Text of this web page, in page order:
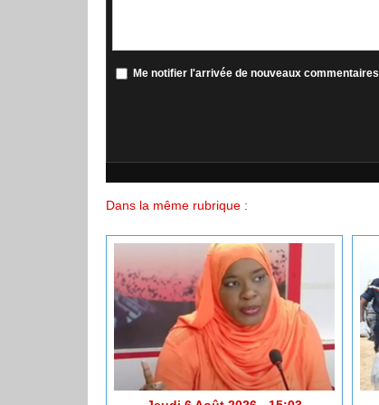
Me notifier l'arrivée de nouveaux commentaires
Dans la même rubrique :